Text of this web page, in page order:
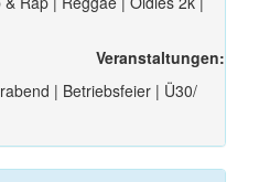
Veranstaltungen:
| Betriebsfeier | Ü30/